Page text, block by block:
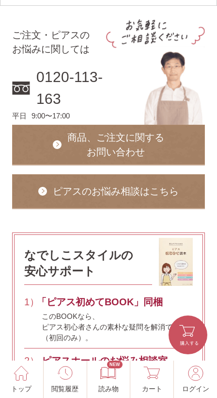
トップ 閲覧履歴
NEW
読み物 カート ログイン
ご注文・ピアスの
お悩みに関しては
0120-113-
163
平日 9:00〜17:00
商品、ご注文に関する
お問い合わせ
ピアスのお悩み相談はこちら
なでしこスタイルの
安心サポート
1） 「ピアス初めてBOOK」同梱
このBOOKなら、
ピアス初心者さんの素朴な疑問を解消です
（初回のみ）。
2） ピアスホールのお悩み相談室
ピアスホールアドバイザーによる、相談実績
約8,000件！